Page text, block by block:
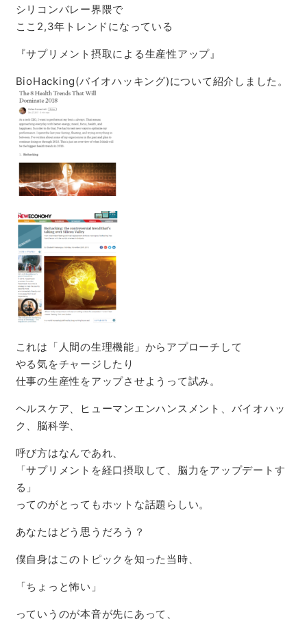
シリコンバレー界隈で
ここ2,3年トレンドになっている
『サプリメント摂取による生産性アップ』
BioHacking(バイオハッキング)について紹介しました。
これは「人間の生理機能」からアプローチして
やる気をチャージしたり
仕事の生産性をアップさせようって試み。
ヘルスケア、ヒューマンエンハンスメント、バイオハッ
ク、脳科学、
呼び方はなんであれ、
「サプリメントを経口摂取して、脳力をアップデートす
る」
ってのがとってもホットな話題らしい。
あなたはどう思うだろう？
僕自身はこのトピックを知った当時、
「ちょっと怖い」
っていうのが本音が先にあって、